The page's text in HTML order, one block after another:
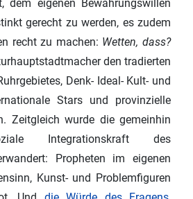
dem eigenen Bewahrungswillen
gerecht zu werden, es zudem
recht zu machen: Wetten, dass?
den tradierten
Denk‑ Ideal‑ Kult‑ und
Stars und provinzielle
Zeitgleich wurde die gemeinhin
Integrationskraft des
Propheten im eigenen
Kunst‑ und Problemfiguren